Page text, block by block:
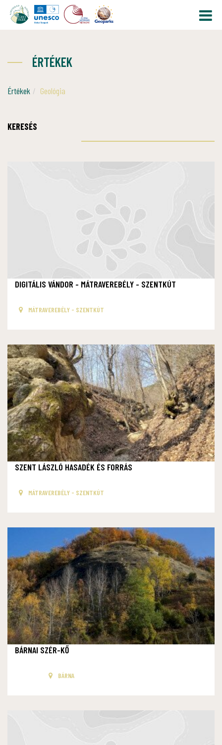
ÉRTÉKEK
Értékek Geológia
KERESÉS
DIGITÁLIS VÁNDOR - MÁTRAVEREBÉLY - SZENTKÚT
MÁTRAVEREBÉLY - SZENTKÚT
SZENT LÁSZLÓ HASADÉK ÉS FORRÁS
MÁTRAVEREBÉLY - SZENTKÚT
BÁRNAI SZÉR-KŐ
BÁRNA